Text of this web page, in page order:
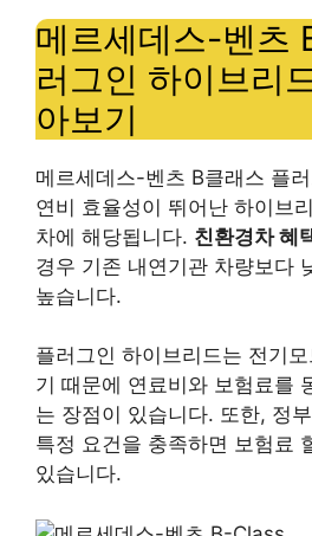
메르세데스-벤츠
러그인 하이브리
아보기
메르세데스-벤츠 B클래스 플
연비 효율성이 뛰어난 하이브
차에 해당됩니다. 친환경차 혜
경우 기존 내연기관 차량보다
높습니다.
플러그인 하이브리드는 전기
기 때문에 연료비와 보험료를
는 장점이 있습니다. 또한, 정
특정 요건을 충족하면 보험료
있습니다.